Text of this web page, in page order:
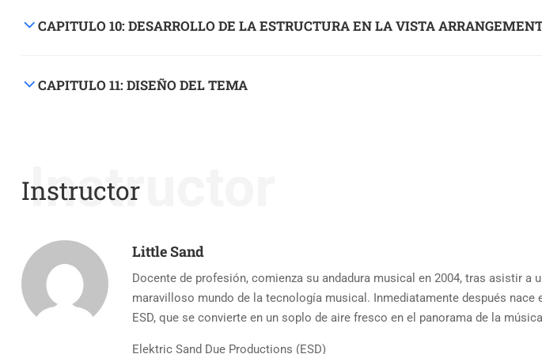
CAPITULO 10: DESARROLLO DE LA ESTRUCTURA EN LA VISTA
CAPITULO 11: DISEÑO DEL TEMA
Instructor
Instructor
Little Sand
Docente de profesión, comienza su andadura musical en 2004, tras asistir a
maravilloso mundo de la tecnología musical. Inmediatamente después nace
ESD, que se convierte en un soplo de aire fresco en el panorama de la
Elektric Sand Due Productions (ESD)